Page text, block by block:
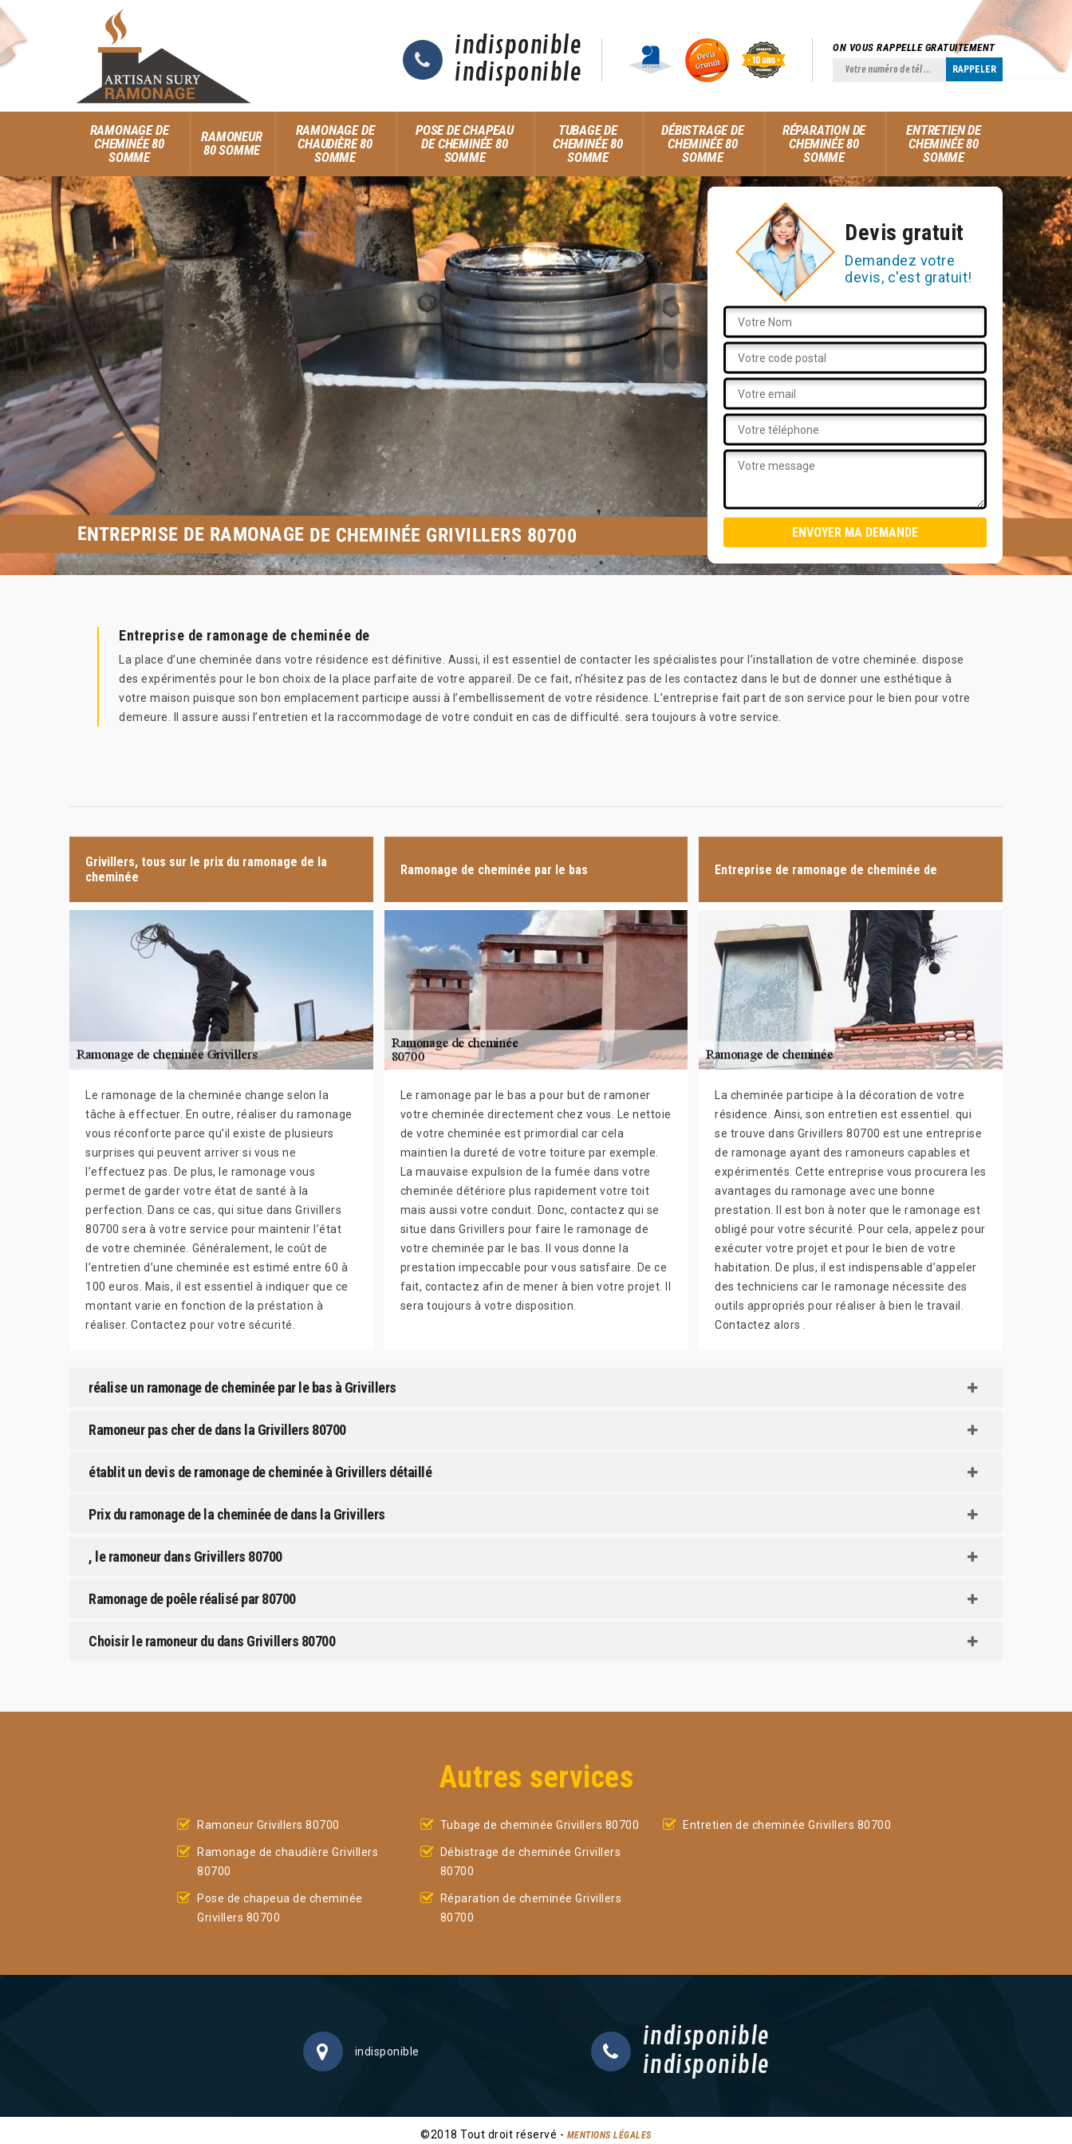
indisponible
indisponible
ON VOUS RAPPELLE GRATUITEMENT
RAMONAGE DE
CHEMINÉE 80
SOMME
RAMONEUR
80 SOMME
RAMONAGE DE
CHAUDIÈRE 80
SOMME
POSE DE CHAPEAU
DE CHEMINÉE 80
SOMME
TUBAGE DE
CHEMINÉE 80
SOMME
DÉBISTRAGE DE
CHEMINÉE 80
SOMME
RÉPARATION DE
CHEMINÉE 80
SOMME
ENTRETIEN DE
CHEMINÉE 80
SOMME
Devis gratuit
Demandez votre
devis, c'est gratuit!
ENTREPRISE DE RAMONAGE DE CHEMINÉE GRIVILLERS 80700
Entreprise de ramonage de cheminée de
La place d’une cheminée dans votre résidence est définitive. Aussi, il est essentiel de contacter les spécialistes pour l’installation de votre cheminée. dispose
des expérimentés pour le bon choix de la place parfaite de votre appareil. De ce fait, n’hésitez pas de les contactez dans le but de donner une esthétique à
votre maison puisque son bon emplacement participe aussi à l’embellissement de votre résidence. L’entreprise fait part de son service pour le bien pour votre
demeure. Il assure aussi l’entretien et la raccommodage de votre conduit en cas de difficulté. sera toujours à votre service.
Grivillers, tous sur le prix du ramonage de la
cheminée
Le ramonage de la cheminée change selon la
tâche à effectuer. En outre, réaliser du ramonage
vous réconforte parce qu’il existe de plusieurs
surprises qui peuvent arriver si vous ne
l’effectuez pas. De plus, le ramonage vous
permet de garder votre état de santé à la
perfection. Dans ce cas, qui situe dans Grivillers
80700 sera à votre service pour maintenir l’état
de votre cheminée. Généralement, le coût de
l’entretien d’une cheminée est estimé entre 60 à
100 euros. Mais, il est essentiel à indiquer que ce
montant varie en fonction de la préstation à
réaliser. Contactez pour votre sécurité.
Ramonage de cheminée par le bas
Le ramonage par le bas a pour but de ramoner
votre cheminée directement chez vous. Le nettoie
de votre cheminée est primordial car cela
maintien la dureté de votre toiture par exemple.
La mauvaise expulsion de la fumée dans votre
cheminée détériore plus rapidement votre toit
mais aussi votre conduit. Donc, contactez qui se
situe dans Grivillers pour faire le ramonage de
votre cheminée par le bas. Il vous donne la
prestation impeccable pour vous satisfaire. De ce
fait, contactez afin de mener à bien votre projet. Il
sera toujours à votre disposition.
Entreprise de ramonage de cheminée de
La cheminée participe à la décoration de votre
résidence. Ainsi, son entretien est essentiel. qui
se trouve dans Grivillers 80700 est une entreprise
de ramonage ayant des ramoneurs capables et
expérimentés. Cette entreprise vous procurera les
avantages du ramonage avec une bonne
prestation. Il est bon à noter que le ramonage est
obligé pour votre sécurité. Pour cela, appelez pour
exécuter votre projet et pour le bien de votre
habitation. De plus, il est indispensable d’appeler
des techniciens car le ramonage nécessite des
outils appropriés pour réaliser à bien le travail.
Contactez alors .
réalise un ramonage de cheminée par le bas à Grivillers
Ramoneur pas cher de dans la Grivillers 80700
établit un devis de ramonage de cheminée à Grivillers détaillé
Prix du ramonage de la cheminée de dans la Grivillers
, le ramoneur dans Grivillers 80700
Ramonage de poêle réalisé par 80700
Choisir le ramoneur du dans Grivillers 80700
Autres services
Ramoneur Grivillers 80700
Ramonage de chaudière Grivillers
80700
Pose de chapeua de cheminée
Grivillers 80700
Tubage de cheminée Grivillers 80700
Débistrage de cheminée Grivillers
80700
Réparation de cheminée Grivillers
80700
Entretien de cheminée Grivillers 80700
indisponible
indisponible
indisponible
©2018 Tout droit réservé - MENTIONS LÉGALES